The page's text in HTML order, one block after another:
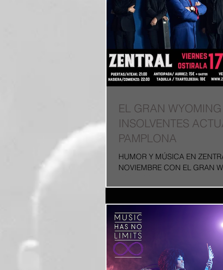
EL GRAN
INSOLVENTES
PAMPLONA
HUMOR Y MÚSICA EN
NOVIEMBRE CON EL GRAN
conocido como El Gran